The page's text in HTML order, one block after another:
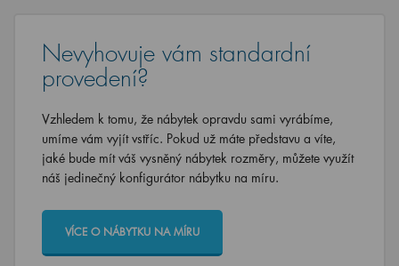
Nevyhovuje vám standardní
provedení?
Vzhledem k tomu, že nábytek opravdu sami vyrábíme,
umíme vám vyjít vstříc. Pokud už máte představu a víte,
jaké bude mít váš vysněný nábytek rozměry, můžete využít
náš jedinečný konfigurátor nábytku na míru.
VÍCE O NÁBYTKU NA MÍRU